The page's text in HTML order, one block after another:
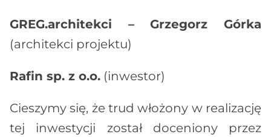
GREG.architekci – Grzegorz Górka
(architekci projektu)
Rafin sp. z o.o. (inwestor)
Cieszymy się, że trud włożony w realizację
tej inwestycji został doceniony przez